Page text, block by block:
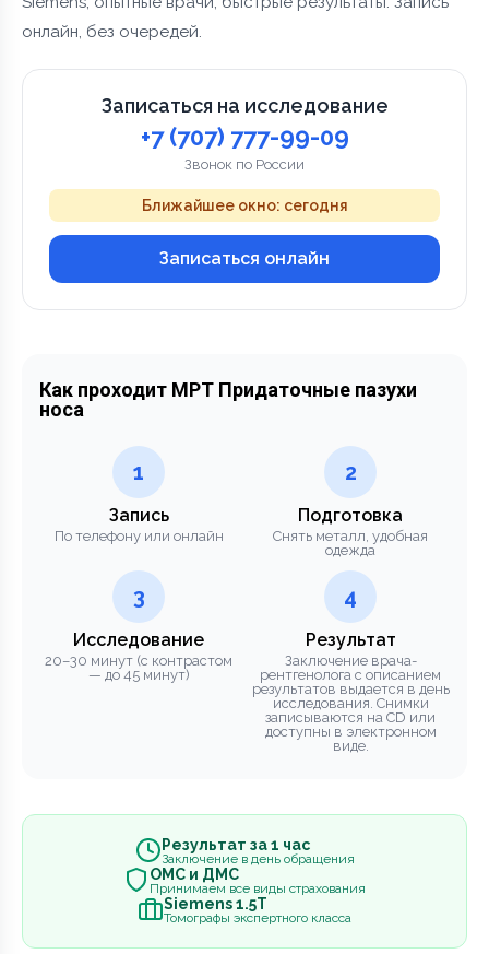
онлайн, без очередей.
Записаться на исследование
+7 (707) 777-99-09
Звонок по России
Ближайшее окно: сегодня
Записаться онлайн
Как проходит МРТ Придаточные пазухи
носа
1
Запись
По телефону или онлайн
2
Подготовка
Снять металл, удобная
одежда
3
Исследование
20–30 минут (с контрастом
— до 45 минут)
4
Результат
Заключение врача-
рентгенолога с описанием
результатов выдается в день
исследования. Снимки
записываются на CD или
доступны в электронном
виде.
Результат за 1 час
Заключение в день обращения
ОМС и ДМС
Принимаем все виды страхования
Siemens 1.5Т
Томографы экспертного класса